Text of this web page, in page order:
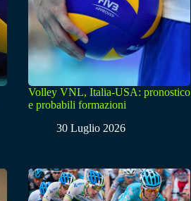
Volley VNL, Italia-USA: pronostico
e probabili formazioni
30 Luglio 2026